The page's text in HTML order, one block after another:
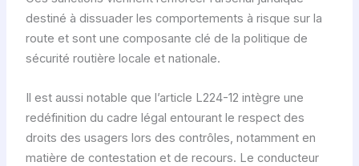
destiné à dissuader les comportements à risque sur la
route et sont une composante clé de la politique de
sécurité routière locale et nationale.
Il est aussi notable que l’article L224-12 intègre une
redéfinition du cadre légal entourant le respect des
droits des usagers lors des contrôles, notamment en
matière de contestation et de recours. Le conducteur